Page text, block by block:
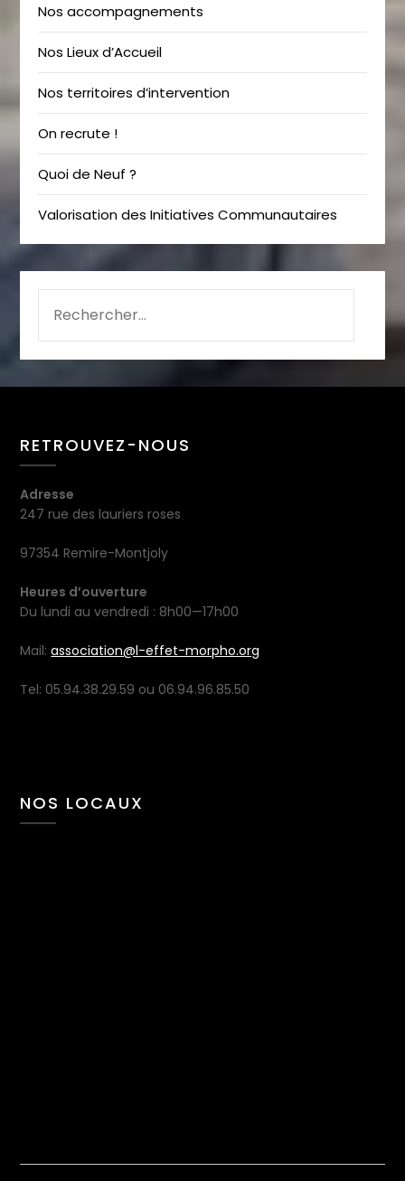
Nos accompagnements
Nos Lieux d’Accueil
Nos territoires d’intervention
On recrute !
Quoi de Neuf ?
Valorisation des Initiatives Communautaires
RETROUVEZ-NOUS
Adresse
247 rue des lauriers roses
97354 Remire-Montjoly
Heures d’ouverture
Du lundi au vendredi : 8h00—17h00
Mail:association@l-effet-morpho.org
Tel: 05.94.38.29.59 ou 06.94.96.85.50
NOS LOCAUX